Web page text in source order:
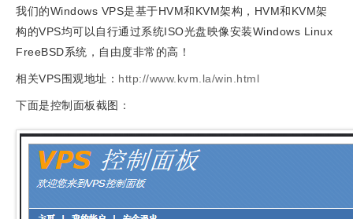
我们的Windows VPS是基于HVM和KVM架构，HVM和KVM架
构的VPS均可以自行通过系统ISO光盘映像安装Windows Linux
FreeBSD系统，自由度非常的高！
相关VPS围观地址： http://www.kvm.la/win.html
下面是控制面板截图：